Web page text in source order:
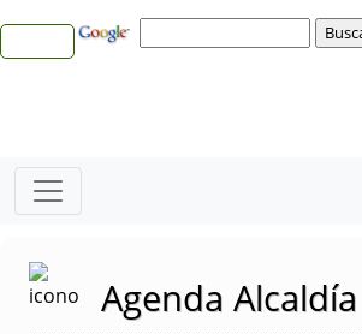
Agenda Alcaldía